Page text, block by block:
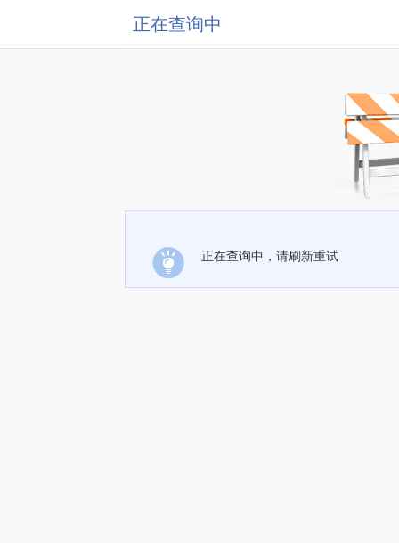
正在查询中
正在查询中，请刷新重试